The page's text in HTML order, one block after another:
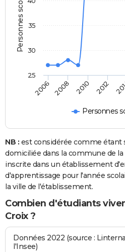
Personnes
2006 2008 2010 2012
25
30
35
NB : est considérée comme étant
domiciliée dans la commune de
inscrite dans un établissement
d'apprentissage pour l'année
la ville de l'établissement.
Combien d'étudiants
Croix ?
Données 2022 (source :
l'Insee)